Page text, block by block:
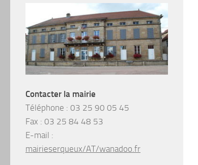
Contacter la mairie
Téléphone : 03 25 90 05 45
Fax : 03 25 84 48 53
E-mail :
mairieserqueux/AT/wanadoo.fr